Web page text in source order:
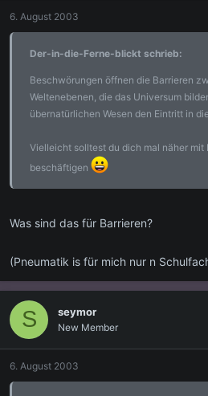
6. August 2003
Der-in-die-Ferne-blickt schrieb:
Beschwörungen öffnen die Barrieren
Weltenebenen, die das Universum
übernatürlichen Wesen den Eintritt in
Vielleicht solltest du dich mal näher mit
beschäftigen
Was sind das für Barrieren?
(Pneumatik is für mich nur n
S seymor
New Member
6. August 2003